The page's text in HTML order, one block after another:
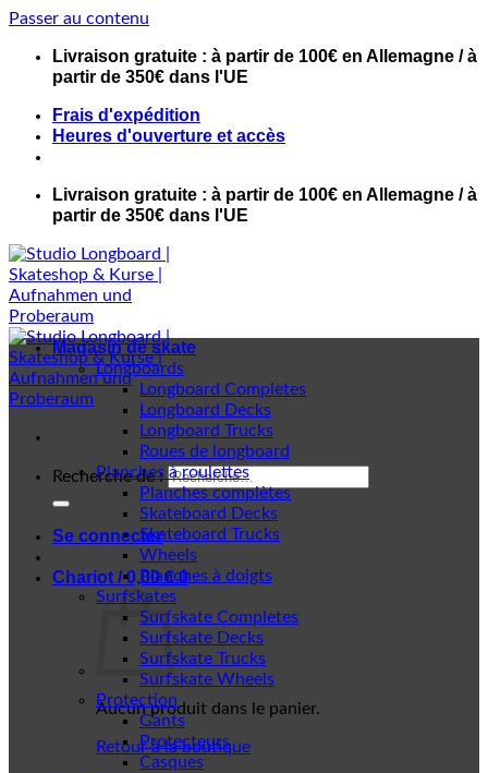
Passer au contenu
Livraison gratuite : à partir de 100€ en Allemagne / à
partir de 350€ dans l'UE
Frais d'expédition
Heures d'ouverture et accès
Livraison gratuite : à partir de 100€ en Allemagne / à
partir de 350€ dans l'UE
Recherche de :
Se connecter
Chariot /0,00€ 0
Aucun produit dans le panier.
Retour à la boutique
Magasin de skate
Longboards
Longboard Completes
Longboard Decks
Longboard Trucks
Roues de longboard
Planches à roulettes
Planches complètes
Skateboard Decks
Skateboard Trucks
Wheels
Planches à doigts
Surfskates
Surfskate Completes
Surfskate Decks
Surfskate Trucks
Surfskate Wheels
Protection
Gants
Protecteurs
Casques